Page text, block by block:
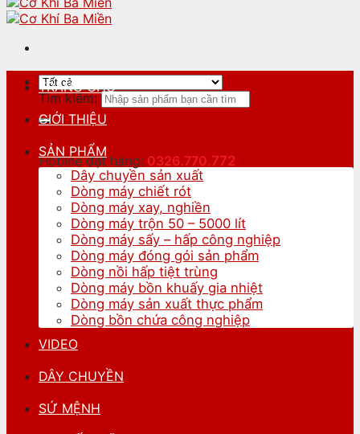
Tìm kiếm:
Hotline đặt hàng: 0326.770.772
TRANG CHỦ
GIỚI THIỆU
SẢN PHẨM
Dây chuyền sản xuất
Dòng máy chiết rót
Dòng máy xay, nghiền
Dòng máy trộn 50 – 5000 lít
Dòng máy sấy – hấp công nghiệp
Dòng máy đóng gói sản phẩm
Dòng nồi hấp tiệt trùng
Dòng máy bồn khuấy gia nhiệt
Dòng máy sản xuất thực phẩm
Dòng bồn chứa công nghiệp
VIDEO
DÂY CHUYỀN
SỨ MỆNH